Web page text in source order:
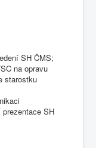
SH ČMS;
na opravu
starostku
SH